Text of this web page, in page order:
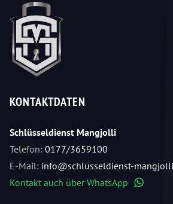
KONTAKTDATEN
Schlüsseldienst Mangjolli
Telefon: 0177/3659100
E-Mail: info@schlüsseldienst-
Kontakt auch über WhatsApp